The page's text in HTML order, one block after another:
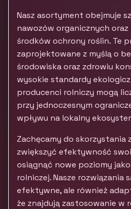
Nasz asortyment obejmuje
nawozów organicznych
środków ochrony roślin. Te
zaprojektowane z myślą o
środowiska oraz zdrowiu
wysokie standardy
producenci rolniczy mogą
przy jednoczesnym
wpływu na lokalny
Zachęcamy do skorzystania
zwiększyć efektywność
osiągnąć nowe poziomy
rolniczej. Nasze rozwiązania
efektywne, ale również
że znajdują zastosowanie w